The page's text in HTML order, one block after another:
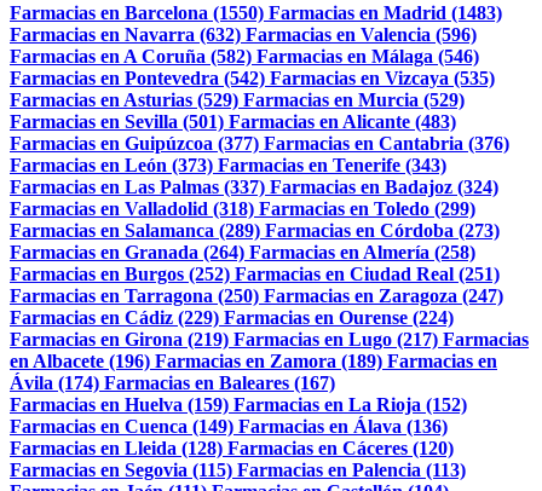
Farmacias en Barcelona (1550) Farmacias en Madrid (1483)
Farmacias en Navarra (632) Farmacias en Valencia (596)
Farmacias en A Coruña (582) Farmacias en Málaga (546)
Farmacias en Pontevedra (542) Farmacias en Vizcaya (535)
Farmacias en Asturias (529) Farmacias en Murcia (529)
Farmacias en Sevilla (501) Farmacias en Alicante (483)
Farmacias en Guipúzcoa (377) Farmacias en Cantabria (376)
Farmacias en León (373) Farmacias en Tenerife (343)
Farmacias en Las Palmas (337) Farmacias en Badajoz (324)
Farmacias en Valladolid (318) Farmacias en Toledo (299)
Farmacias en Salamanca (289) Farmacias en Córdoba (273)
Farmacias en Granada (264) Farmacias en Almería (258)
Farmacias en Burgos (252) Farmacias en Ciudad Real (251)
Farmacias en Tarragona (250) Farmacias en Zaragoza (247)
Farmacias en Cádiz (229) Farmacias en Ourense (224)
Farmacias en Girona (219) Farmacias en Lugo (217) Farmacias
en Albacete (196) Farmacias en Zamora (189) Farmacias en
Ávila (174) Farmacias en Baleares (167)
Farmacias en Huelva (159) Farmacias en La Rioja (152)
Farmacias en Cuenca (149) Farmacias en Álava (136)
Farmacias en Lleida (128) Farmacias en Cáceres (120)
Farmacias en Segovia (115) Farmacias en Palencia (113)